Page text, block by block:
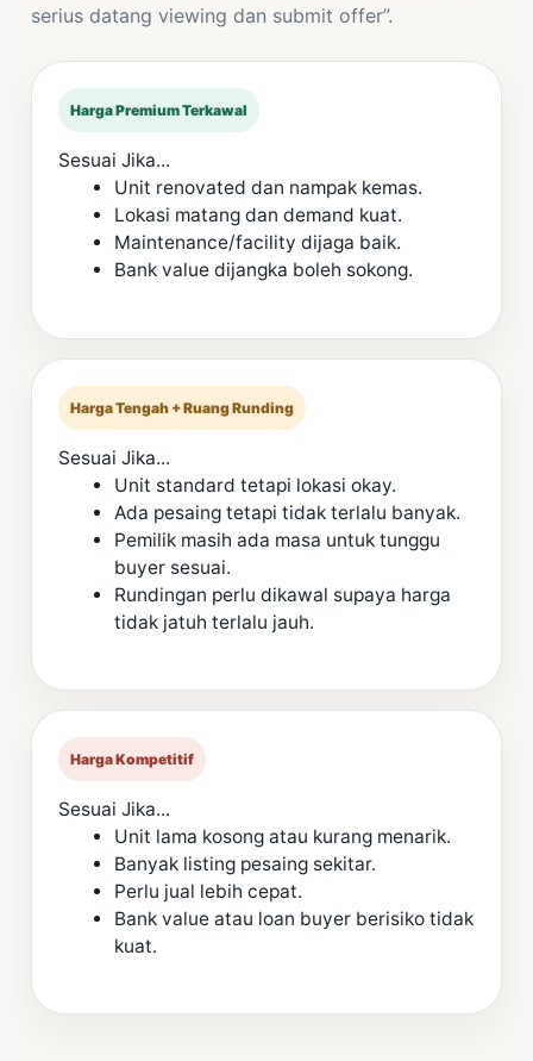
serius datang viewing dan submit offer”.
Harga Premium Terkawal
Sesuai Jika...
Unit renovated dan nampak kemas.
Lokasi matang dan demand kuat.
Maintenance/facility dijaga baik.
Bank value dijangka boleh sokong.
Harga Tengah + Ruang Runding
Sesuai Jika...
Unit standard tetapi lokasi okay.
Ada pesaing tetapi tidak terlalu banyak.
Pemilik masih ada masa untuk tunggu
buyer sesuai.
Rundingan perlu dikawal supaya harga
tidak jatuh terlalu jauh.
Harga Kompetitif
Sesuai Jika...
Unit lama kosong atau kurang menarik.
Banyak listing pesaing sekitar.
Perlu jual lebih cepat.
Bank value atau loan buyer berisiko tidak
kuat.